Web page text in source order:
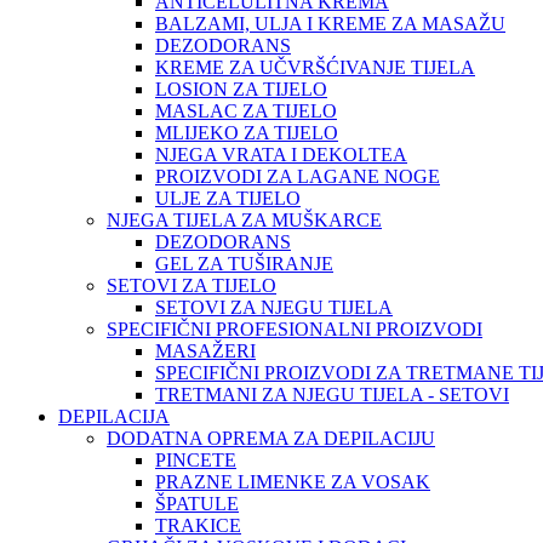
BALZAMI, ULJA I KREME ZA MASAŽU
DEZODORANS
KREME ZA UČVRŠĆIVANJE TIJELA
LOSION ZA TIJELO
MASLAC ZA TIJELO
MLIJEKO ZA TIJELO
NJEGA VRATA I DEKOLTEA
PROIZVODI ZA LAGANE NOGE
ULJE ZA TIJELO
NJEGA TIJELA ZA MUŠKARCE
DEZODORANS
GEL ZA TUŠIRANJE
SETOVI ZA TIJELO
SETOVI ZA NJEGU TIJELA
SPECIFIČNI PROFESIONALNI PROIZVODI
MASAŽERI
SPECIFIČNI PROIZVODI ZA TRETMANE
TRETMANI ZA NJEGU TIJELA - SETOVI
DEPILACIJA
DODATNA OPREMA ZA DEPILACIJU
PINCETE
PRAZNE LIMENKE ZA VOSAK
ŠPATULE
TRAKICE